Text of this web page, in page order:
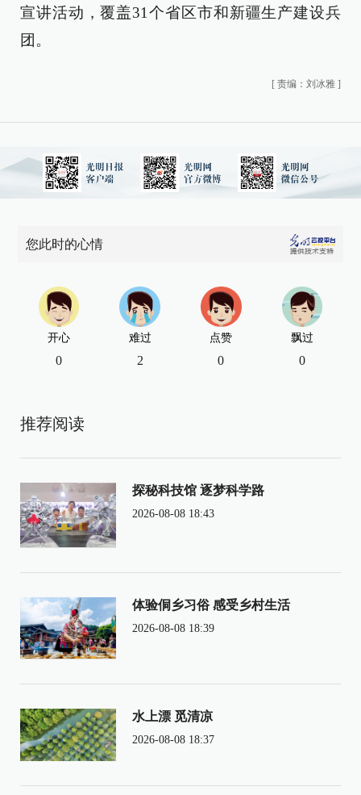
宣讲活动，覆盖31个省区市和新疆生产建设兵
团。
[ 责编：刘冰雅 ]
您此时的心情
开心
0
难过
2
点赞
0
飘过
0
推荐阅读
探秘科技馆 逐梦科学路
2026-08-08 18:43
体验侗乡习俗 感受乡村生活
2026-08-08 18:39
水上漂 觅清凉
2026-08-08 18:37